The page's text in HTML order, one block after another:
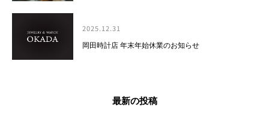
2025.12.31
岡田時計店 年末年始休業のお知らせ
最新の投稿